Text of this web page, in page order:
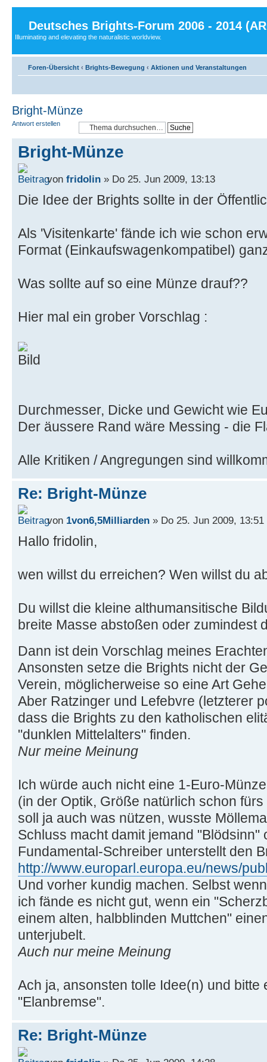
Deutsches Brights-Forum 2006 - 2014
Illuminating and elevating the naturalistic worldview.
Foren-Übersicht ‹ Brights-Bewegung ‹ Aktionen und Veranstaltungen
Bright-Münze
Antwort erstellen
Bright-Münze
von fridolin » Do 25. Jun 2009, 13:13
Die Idee der Brights sollte in der
Als 'Visitenkarte' fände ich wie schon
Format (Einkaufswagenkompatibel)
Was sollte auf so eine Münze drauf??
Hier mal ein grober Vorschlag :
Durchmesser, Dicke und Gewicht wie
Der äussere Rand wäre Messing - die
Alle Kritiken / Angregungen sind
Re: Bright-Münze
von 1von6,5Milliarden » Do 25. Jun 2009, 13:51
Hallo fridolin,
wen willst du erreichen? Wen willst du
Du willst die kleine althumansitische
breite Masse abstoßen oder zumindest
Dann ist dein Vorschlag meines
Ansonsten setze die Brights nicht der
Verein, möglicherweise so eine Art
Aber Ratzinger und Lefebvre (letzterer
dass die Brights zu den katholischen
"dunklen Mittelalters" finden.
Nur meine Meinung
Ich würde auch nicht eine 1-Euro-
(in der Optik, Größe natürlich schon
soll ja auch was nützen, wusste
Schluss macht damit jemand "Blödsinn"
Fundamental-Schreiber unterstellt den
http://www.europarl.europa.eu/news/
Und vorher kundig machen. Selbst
ich fände es nicht gut, wenn ein
einem alten, halbblinden Muttchen"
unterjubelt.
Auch nur meine Meinung
Ach ja, ansonsten tolle Idee(n) und bitte
"Elanbremse".
Re: Bright-Münze